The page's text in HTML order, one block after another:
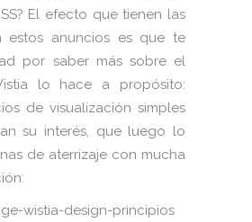
El efecto que tienen las
estos anuncios es que te
por saber más sobre el
lo hace a propósito:
de visualización simples
su interés, que luego lo
de aterrizaje con mucha